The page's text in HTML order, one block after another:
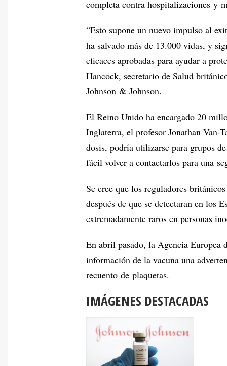
completa contra hospitalizaciones y
“Esto supone un nuevo impulso al
ha salvado más de 13.000 vidas, y
eficaces aprobadas para ayudar a
Hancock, secretario de Salud
Johnson & Johnson.
El Reino Unido ha encargado 20
Inglaterra, el profesor Jonathan Van-
dosis, podría utilizarse para grupos
fácil volver a contactarlos para una
Se cree que los reguladores
después de que se detectaran en los
extremadamente raros en personas
En abril pasado, la Agencia Europea
información de la vacuna una
recuento de plaquetas.
IMÁGENES DESTACADAS